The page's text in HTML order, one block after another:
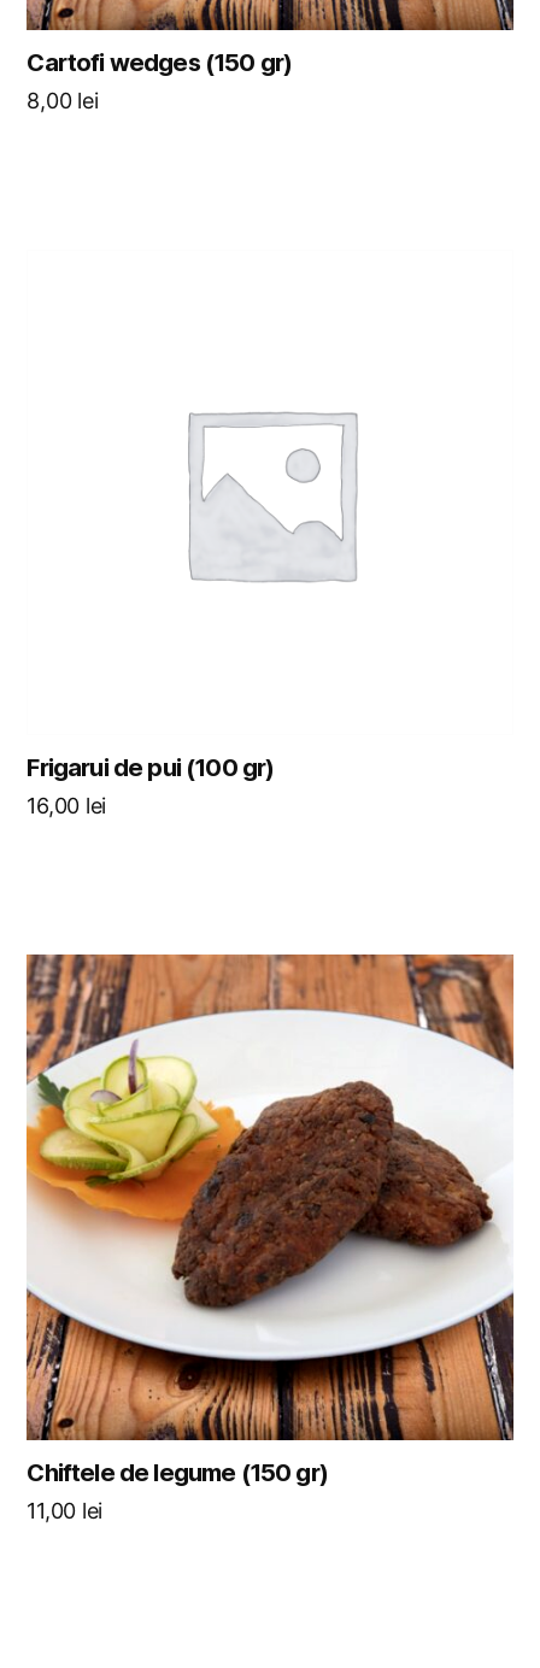
Cartofi wedges (150 gr)
8,00 lei
Frigarui de pui (100 gr)
16,00 lei
Chiftele de legume (150 gr)
11,00 lei